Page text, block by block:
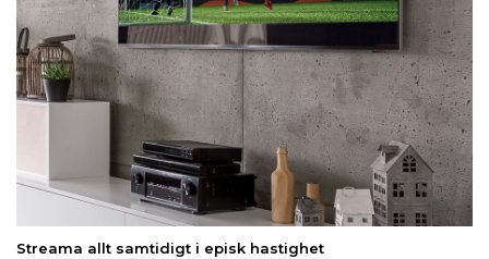
Streama allt samtidigt i episk hastighet